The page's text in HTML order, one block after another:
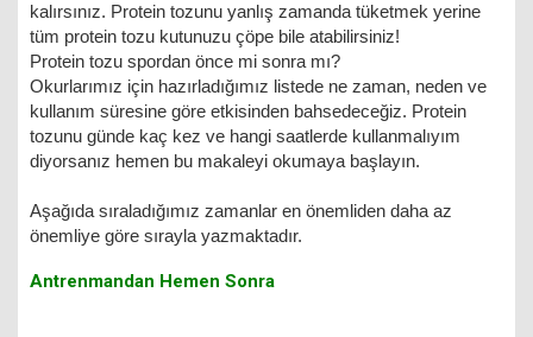
kalırsınız. Protein tozunu yanlış zamanda tüketmek yerine
tüm protein tozu kutunuzu çöpe bile atabilirsiniz!
Protein tozu spordan önce mi sonra mı?
Okurlarımız için hazırladığımız listede ne zaman, neden ve
kullanım süresine göre etkisinden bahsedeceğiz. Protein
tozunu günde kaç kez ve hangi saatlerde kullanmalıyım
diyorsanız hemen bu makaleyi okumaya başlayın.
Aşağıda sıraladığımız zamanlar en önemliden daha az
önemliye göre sırayla yazmaktadır.
Antrenmandan Hemen Sonra